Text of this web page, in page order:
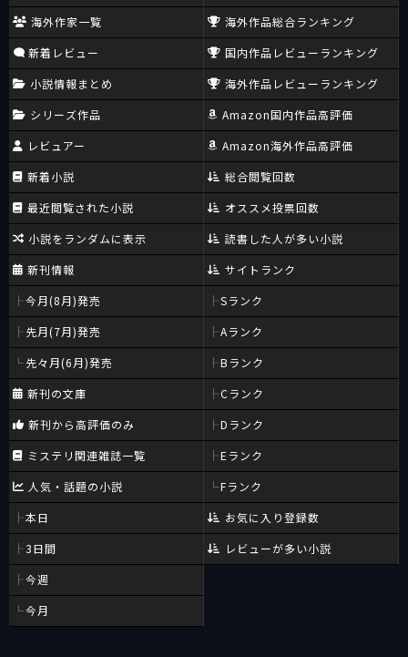
海外作家一覧
新着レビュー
小説情報まとめ
シリーズ作品
レビュアー
新着小説
最近閲覧された小説
小説をランダムに表示
新刊情報
今月(8月)発売
先月(7月)発売
先々月(6月)発売
新刊の文庫
新刊から高評価のみ
ミステリ関連雑誌一覧
人気・話題の小説
本日
3日間
今週
今月
海外作品総合ランキング
国内作品レビューランキング
海外作品レビューランキング
Amazon国内作品高評価
Amazon海外作品高評価
総合閲覧回数
オススメ投票回数
読書した人が多い小説
サイトランク
Sランク
Aランク
Bランク
Cランク
Dランク
Eランク
Fランク
お気に入り登録数
レビューが多い小説